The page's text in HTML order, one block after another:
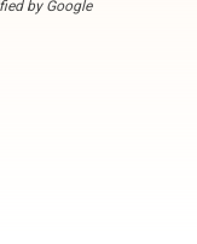
by Google